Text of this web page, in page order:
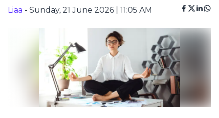
Liaa - Sunday, 21 June 2026 | 11:05 AM